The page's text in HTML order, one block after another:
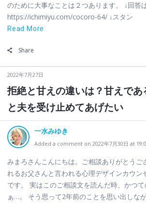
のために大事なことは２つあります。 ↓回答
https://ichimiyu.com/cocoro-64/ ↓スタン
Read More
Share
2022年7月27日
拒絶と甘えの違いは？甘えであ
と夫を受け止めてあげたい
一水みゆき
Added a comment on 2022年7月30日 at
みまろさんこんにちは。ご相談ありがとうご
れるお父さんと言われる心理デザインカウン
です。 実はこのご相談文を読んだ時、かつ
ぁ…。 そう思って2年前のことを思い出しな